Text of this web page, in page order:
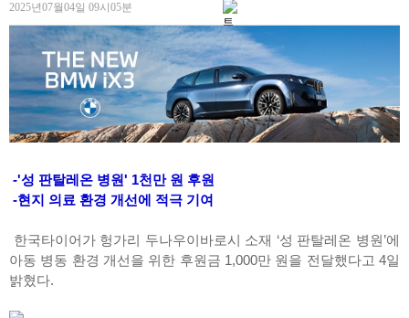
2025년07월04일 09시05분
-'성 판탈레온 병원' 1천만 원 후원
-현지 의료 환경 개선에 적극 기여
한국타이어가 헝가리 두나우이바로시 소재 ‘성 판탈레온 병원’에
아동 병동 환경 개선을 위한 후원금 1,000만 원을 전달했다고 4일
밝혔다.